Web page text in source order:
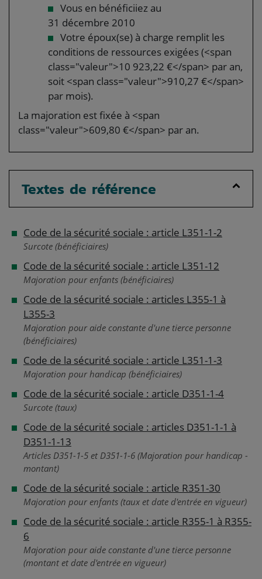
Vous en bénéficiiez au
31 décembre 2010
Votre époux(se) à charge remplit les
conditions de ressources exigées (<span
class="valeur">10 923,22 €</span> par an,
soit ​<span class="valeur">910,27 €</span>
par mois).
La majoration est fixée à <span
class="valeur">609,80 €</span> par an.
Textes de référence
Code de la sécurité sociale : article L351-1-2
Surcote (bénéficiaires)
Code de la sécurité sociale : article L351-12
Majoration pour enfants (bénéficiaires)
Code de la sécurité sociale : articles L355-1 à
L355-3
Majoration pour aide constante d'une tierce personne
(bénéficiaires)
Code de la sécurité sociale : article L351-1-3
Majoration pour handicap (bénéficiaires)
Code de la sécurité sociale : article D351-1-4
Surcote (taux)
Code de la sécurité sociale : articles D351-1-1 à
D351-1-13
Articles D351-1-5 et D351-1-6 (Majoration pour handicap -
montant)
Code de la sécurité sociale : article R351-30
Majoration pour enfants (taux et date d'entrée en vigueur)
Code de la sécurité sociale : article R355-1 à R355-
6
Majoration pour aide constante d'une tierce personne
(montant et date d'entrée en vigueur)